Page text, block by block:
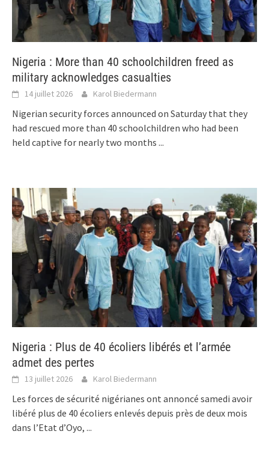
Nigeria : More than 40 schoolchildren freed as
military acknowledges casualties
14 juillet 2026 Karol Biedermann
Nigerian security forces announced on Saturday that they
had rescued more than 40 schoolchildren who had been
held captive for nearly two months ...
Nigeria : Plus de 40 écoliers libérés et l’armée
admet des pertes
13 juillet 2026 Karol Biedermann
Les forces de sécurité nigérianes ont annoncé samedi avoir
libéré plus de 40 écoliers enlevés depuis près de deux mois
dans l’Etat d’Oyo, ...